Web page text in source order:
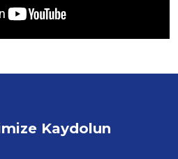
Kaydolun